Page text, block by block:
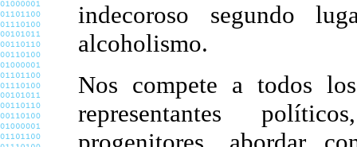
indecoroso segundo
alcoholismo.
Nos compete a todos
representantes